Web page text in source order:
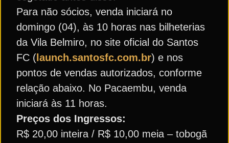
Para não sócios, venda iniciará no
domingo (04), às 10 horas nas bilheterias
da Vila Belmiro, no site oficial do Santos
FC ( launch.santosfc.com.br) e nos
pontos de vendas autorizados, conforme
relação abaixo. No Pacaembu, venda
iniciará às 11 horas.
Preços dos Ingressos:
R$ 20,00 inteira / R$ 10,00 meia – tobogã